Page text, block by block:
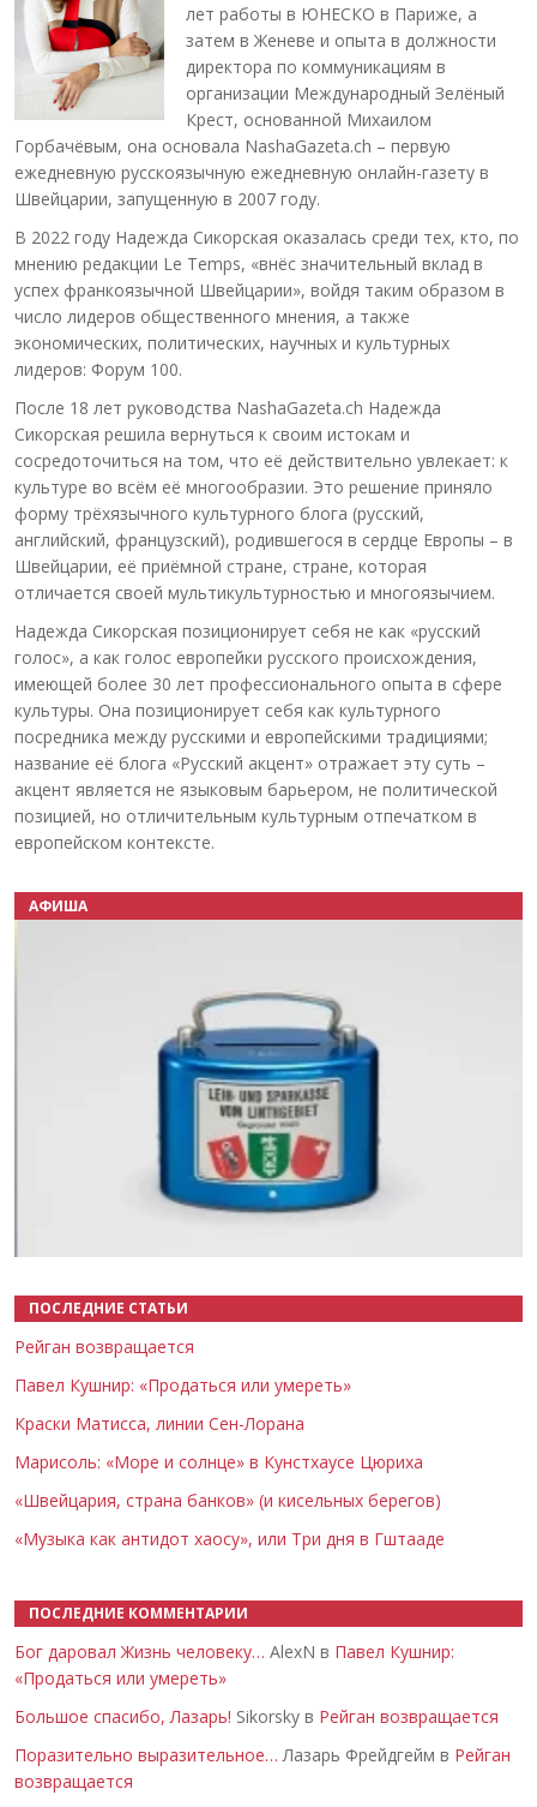
лет работы в ЮНЕСКО в Париже, а
затем в Женеве и опыта в должности
директора по коммуникациям в
организации Международный Зелёный
Крест, основанной Михаилом
Горбачёвым, она основала NashaGazeta.ch – первую
ежедневную русскоязычную ежедневную онлайн-газету в
Швейцарии, запущенную в 2007 году.
В 2022 году Надежда Сикорская оказалась среди тех, кто, по
мнению редакции Le Temps, «внёс значительный вклад в
успех франкоязычной Швейцарии», войдя таким образом в
число лидеров общественного мнения, а также
экономических, политических, научных и культурных
лидеров: Форум 100.
После 18 лет руководства NashaGazeta.ch Надежда
Сикорская решила вернуться к своим истокам и
сосредоточиться на том, что её действительно увлекает: к
культуре во всём её многообразии. Это решение приняло
форму трёхязычного культурного блога (русский,
английский, французский), родившегося в сердце Европы – в
Швейцарии, её приёмной стране, стране, которая
отличается своей мультикультурностью и многоязычием.
Надежда Сикорская позиционирует себя не как «русский
голос», а как голос европейки русского происхождения,
имеющей более 30 лет профессионального опыта в сфере
культуры. Она позиционирует себя как культурного
посредника между русскими и европейскими традициями;
название её блога «Русский акцент» отражает эту суть –
акцент является не языковым барьером, не политической
позицией, но отличительным культурным отпечатком в
европейском контексте.
АФИША
ПОСЛЕДНИЕ СТАТЬИ
Рейган возвращается
Павел Кушнир: «Продаться или умереть»
Краски Матисса, линии Сен-Лорана
Марисоль: «Море и солнце» в Кунстхаусе Цюриха
«Швейцария, страна банков» (и кисельных берегов)
«Музыка как антидот хаосу», или Три дня в Гштааде
ПОСЛЕДНИЕ КОММЕНТАРИИ
Бог даровал Жизнь человеку… AlexN в Павел Кушнир:
«Продаться или умереть»
Большое спасибо, Лазарь! Sikorsky в Рейган возвращается
Поразительно выразительное… Лазарь Фрейдгейм в Рейган
возвращается